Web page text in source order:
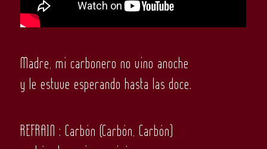
Madre, mi carbonero no vino anoche
y le estuve esperando hasta las doce.
REFRAIN : Carbón (Carbón, Carbón)